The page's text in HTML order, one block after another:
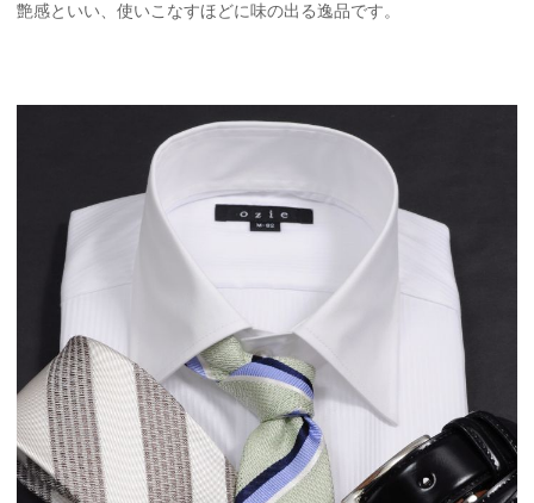
艶感といい、使いこなすほどに味の出る逸品です。